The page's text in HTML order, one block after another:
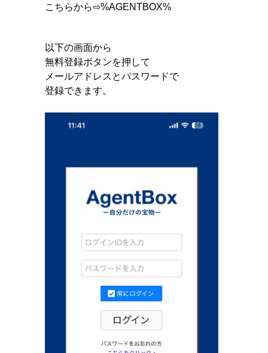
こちらから⇨%AGENTBOX%
以下の画面から
無料登録ボタンを押して
メールアドレスとパスワードで
登録できます。